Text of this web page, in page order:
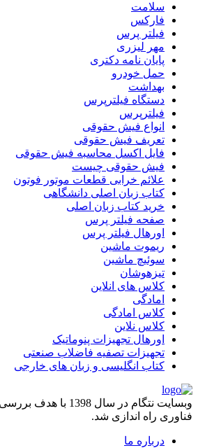
سلامت
فارکس
فیلتر پرس
مهر لیزری
پایان نامه دکتری
حمل خودرو
بهداشت
دستگاه فیلترپرس
فیلترپرس
انواع فیش حقوقی
تعریف فیش حقوقی
فایل اکسل محاسبه فیش حقوقی
فیش حقوقی چیست
علائم خرابی قطعات موتور فوتون
کتاب زبان اصلی دانشگاهی
خرید کتاب زبان اصلی
صفحه فیلتر پرس
اورهال فیلتر پرس
ریموت ماشین
سوئیچ ماشین
تیزهوشان
کلاس های انلاین
امادگی
کلاس امادگی
کلاس نلاین
اورهال تجهیزات پنوماتیک
تجهیزات تصفیه فاضلاب صنعتی
کتاب انگلیسی و زبان های خارجی
وبسایت نتگام در سال
فناوری راه اندازی شد.
درباره ما